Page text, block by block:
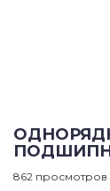
862 просмотров